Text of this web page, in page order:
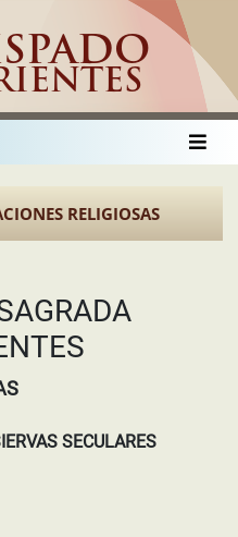
RELIGIOSAS
SECULARES